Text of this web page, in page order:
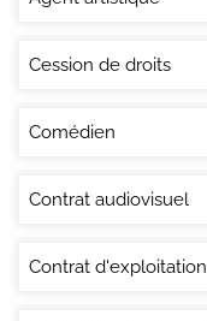
Cession de droits
Comédien
Contrat audiovisuel
Contrat d'exploitation